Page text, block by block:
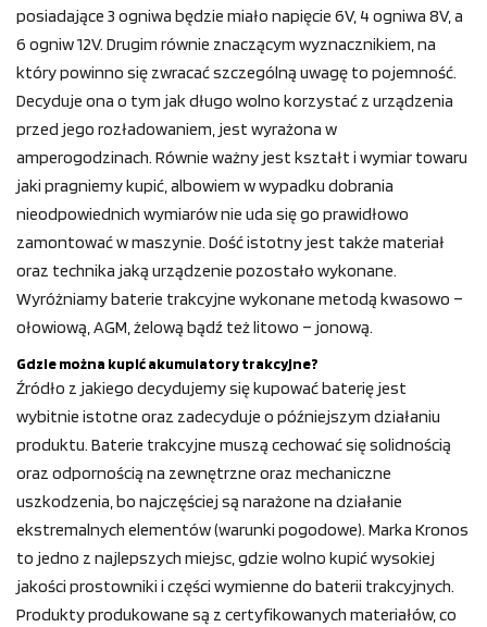
posiadające 3 ogniwa będzie miało napięcie 6V, 4 ogniwa 8V, a
6 ogniw 12V. Drugim równie znaczącym wyznacznikiem, na
który powinno się zwracać szczególną uwagę to pojemność.
Decyduje ona o tym jak długo wolno korzystać z urządzenia
przed jego rozładowaniem, jest wyrażona w
amperogodzinach. Równie ważny jest kształt i wymiar towaru
jaki pragniemy kupić, albowiem w wypadku dobrania
nieodpowiednich wymiarów nie uda się go prawidłowo
zamontować w maszynie. Dość istotny jest także materiał
oraz technika jaką urządzenie pozostało wykonane.
Wyróżniamy baterie trakcyjne wykonane metodą kwasowo –
ołowiową, AGM, żelową bądź też litowo – jonową.
Gdzie można kupić akumulatory trakcyjne?
Źródło z jakiego decydujemy się kupować baterię jest
wybitnie istotne oraz zadecyduje o późniejszym działaniu
produktu. Baterie trakcyjne muszą cechować się solidnością
oraz odpornością na zewnętrzne oraz mechaniczne
uszkodzenia, bo najczęściej są narażone na działanie
ekstremalnych elementów (warunki pogodowe). Marka Kronos
to jedno z najlepszych miejsc, gdzie wolno kupić wysokiej
jakości prostowniki i części wymienne do baterii trakcyjnych.
Produkty produkowane są z certyfikowanych materiałów, co